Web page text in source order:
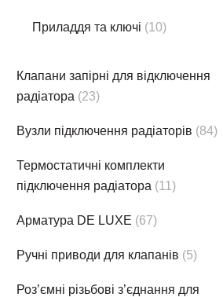
Приладдя та ключі (10)
Клапани запірні для відключення
радіатора (23)
Вузли підключення радіаторів (84)
Термостатичнi комплекти
підключення радіатора (11)
Арматура DE LUXE (67)
Ручні приводи для клапанів (5)
Роз’ємні різьбові з’єднання для